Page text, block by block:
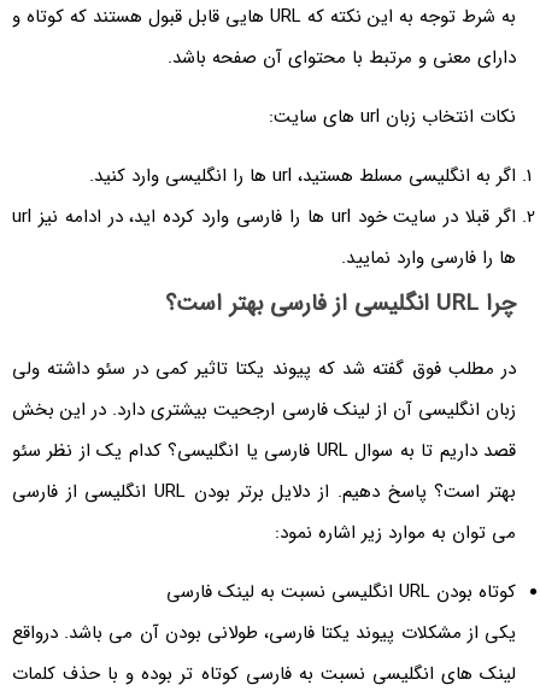
به شرط توجه به این نکته که URL هایی قابل قبول هستند که کوتاه و
دارای معنی و مرتبط با محتوای آن صفحه باشد.
نکات انتخاب زبان url های سایت:
اگر به انگلیسی مسلط هستید، url ها را انگلیسی وارد کنید.
اگر قبلا در سایت خود url ها را فارسی وارد کرده اید، در ادامه نیز url
ها را فارسی وارد نمایید.
چرا URL انگلیسی از فارسی بهتر است؟
در مطلب فوق گفته شد که پیوند یکتا تاثیر کمی در سئو داشته ولی
زبان انگلیسی آن از لینک فارسی ارجحیت بیشتری دارد. در این بخش
قصد داریم تا به سوال URL فارسی یا انگلیسی؟ کدام یک از نظر سئو
بهتر است؟ پاسخ دهیم. از دلایل برتر بودن URL انگلیسی از فارسی
می توان به موارد زیر اشاره نمود:
کوتاه بودن URL انگلیسی نسبت به لینک فارسی
یکی از مشکلات پیوند یکتا فارسی، طولانی بودن آن می باشد. درواقع
لینک های انگلیسی نسبت به فارسی کوتاه تر بوده و با حذف کلمات